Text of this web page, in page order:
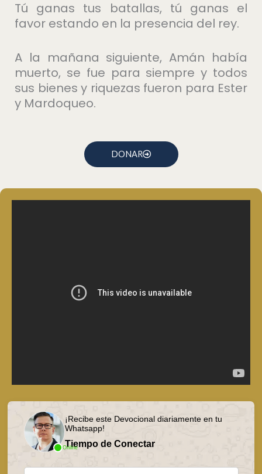
Tú ganas tus batallas, tú ganas el
favor estando en la presencia del rey.
A la mañana siguiente, Amán había
muerto, se fue para siempre y todos
sus bienes y riquezas fueron para Ester
y Mardoqueo.
DONAR
Online
¡Recibe este Devocional diariamente en tu
Whatsapp!
Tiempo de Conectar